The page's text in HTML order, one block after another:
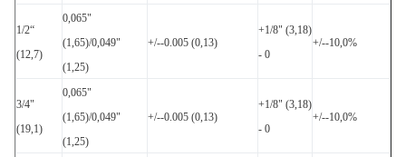
1/2“
(12,7)
0,065"
(1,65)/0,049"
(1,25)
+/--0.005 (0,13)
+1/8" (3,18)
- 0
+/--10,0%
3/4"
(19,1)
0,065"
(1,65)/0,049"
(1,25)
+/--0.005 (0,13)
+1/8" (3,18)
- 0
+/--10,0%